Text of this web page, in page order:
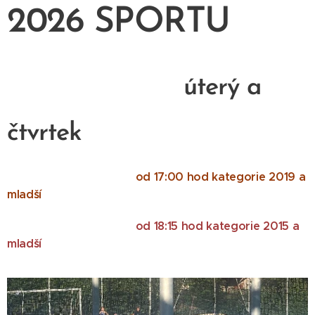
2026 SPORTU
úterý a
čtvrtek
od 17:00 hod kategorie 2019 a
mladší
od 18:15 hod kategorie 2015 a
mladší